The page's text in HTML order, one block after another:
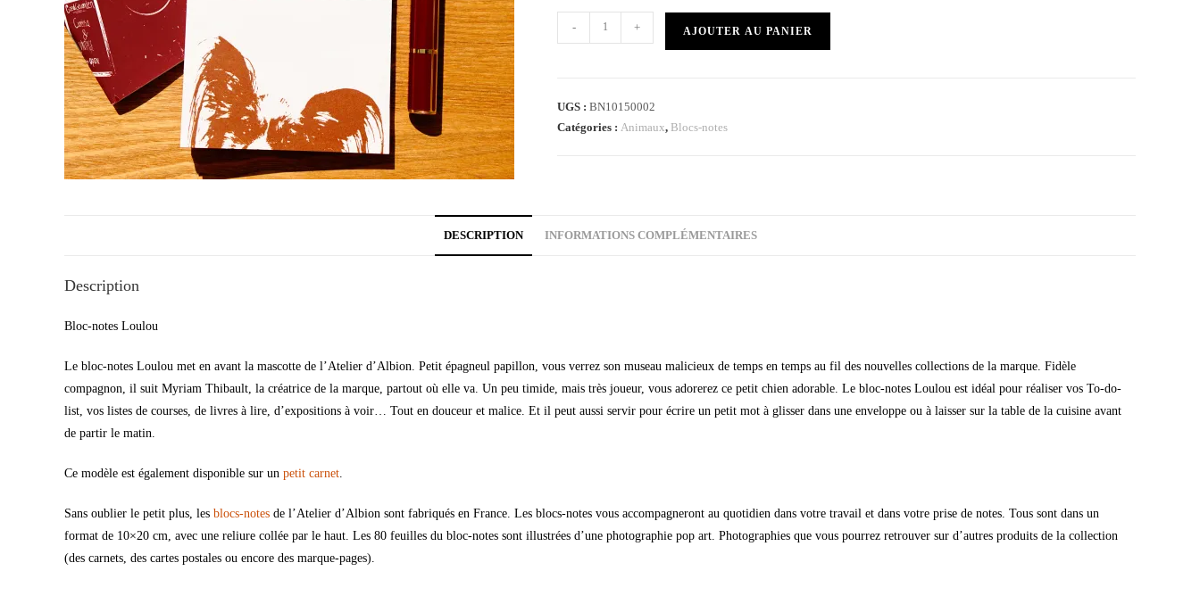
- + AJOUTER AU PANIER
UGS : BN10150002
Catégories : Animaux, Blocs-notes
DESCRIPTION INFORMATIONS COMPLÉMENTAIRES
Description
Bloc-notes Loulou
Le bloc-notes Loulou met en avant la mascotte de l’Atelier d’Albion. Petit épagneul papillon, vous verrez son museau malicieux de temps en temps au fil des nouvelles collections de la marque. Fidèle
compagnon, il suit Myriam Thibault, la créatrice de la marque, partout où elle va. Un peu timide, mais très joueur, vous adorerez ce petit chien adorable. Le bloc-notes Loulou est idéal pour réaliser vos To-do-
list, vos listes de courses, de livres à lire, d’expositions à voir… Tout en douceur et malice. Et il peut aussi servir pour écrire un petit mot à glisser dans une enveloppe ou à laisser sur la table de la cuisine avant
de partir le matin.
Ce modèle est également disponible sur un petit carnet
Sans oublier le petit plus, les blocs-notes de l’Atelier d’Albion sont fabriqués en France. Les blocs-notes vous accompagneront au quotidien dans votre travail et dans votre prise de notes. Tous sont dans un
format de 10×20 cm, avec une reliure collée par le haut. Les 80 feuilles du bloc-notes sont illustrées d’une photographie pop art. Photographies que vous pourrez retrouver sur d’autres produits de la collection
(des carnets, des cartes postales ou encore des marque-pages).